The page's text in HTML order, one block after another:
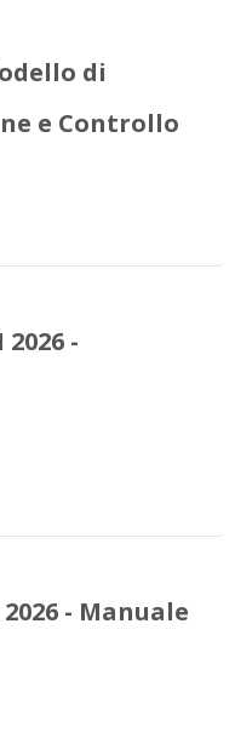
di
e Controllo
2026 -
- Manuale